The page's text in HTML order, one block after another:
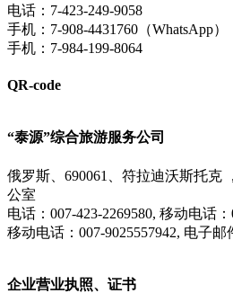
电话：7-423-249-9058
手机：7-908-4431760（WhatsApp）
手机：7-984-199-8064
QR-code
“泰源”综合旅游服务公司
俄罗斯、690061、符拉迪沃斯托克
公室
电话：007-423-2269580, 移动电话：
移动电话：007-9025557942, 电子邮
企业营业执照、证书